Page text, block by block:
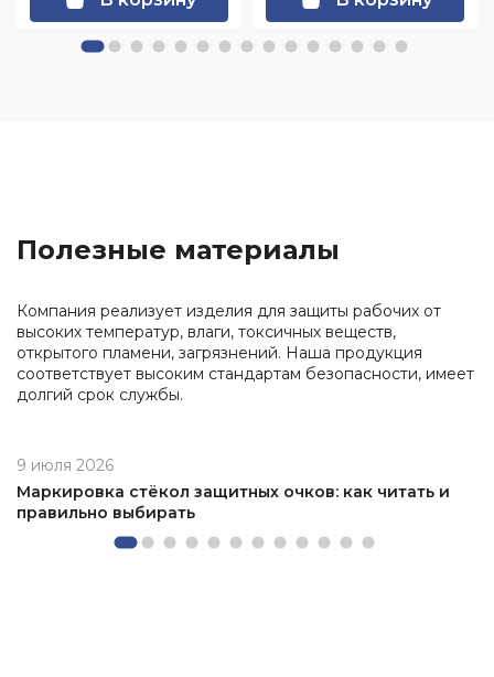
Полезные материалы
Компания реализует изделия для защиты рабочих от
высоких температур, влаги, токсичных веществ,
открытого пламени, загрязнений. Наша продукция
соответствует высоким стандартам безопасности, имеет
долгий срок службы.
9 июля 2026
Маркировка стёкол защитных очков: как читать и
правильно выбирать